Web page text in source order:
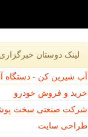
لینک دوستان
آب شیرین کن - دستگاه
خرید و فروش خودرو
شرکت صنعتی سخت
طراحی سایت